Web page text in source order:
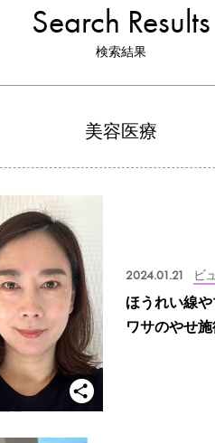
Search Results
検索結果
美容医療
2024.01.21 ビ
ほうれい線
ワサのやせ